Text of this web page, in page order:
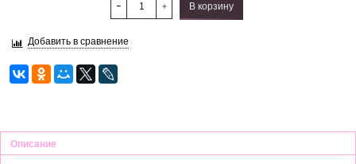
В корзину
Добавить в сравнение
Описание